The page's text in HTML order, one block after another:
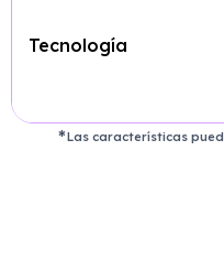
Tecnología
Las características